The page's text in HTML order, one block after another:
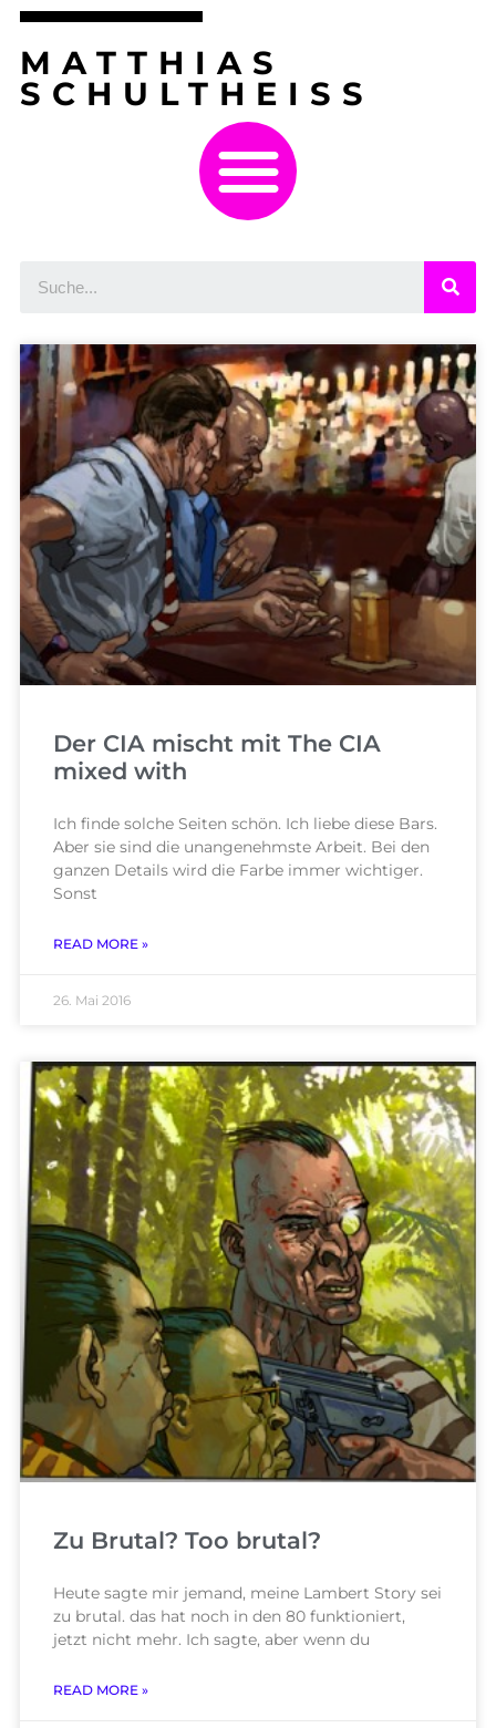
MATTHIAS
SCHULTHEISS
Der CIA mischt mit The CIA
mixed with
Ich finde solche Seiten schön. Ich liebe diese Bars.
Aber sie sind die unangenehmste Arbeit. Bei den
ganzen Details wird die Farbe immer wichtiger.
Sonst
READ MORE »
26. Mai 2016
Zu Brutal? Too brutal?
Heute sagte mir jemand, meine Lambert Story sei
zu brutal. das hat noch in den 80 funktioniert,
jetzt nicht mehr. Ich sagte, aber wenn du
READ MORE »